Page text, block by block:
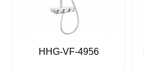
HHG-VF-4956